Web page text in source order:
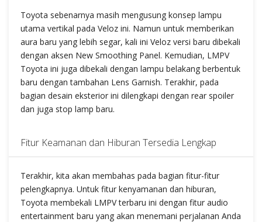
Toyota sebenarnya masih mengusung konsep lampu
utama vertikal pada Veloz ini. Namun untuk memberikan
aura baru yang lebih segar, kali ini Veloz versi baru dibekali
dengan aksen New Smoothing Panel. Kemudian, LMPV
Toyota ini juga dibekali dengan lampu belakang berbentuk
baru dengan tambahan Lens Garnish. Terakhir, pada
bagian desain eksterior ini dilengkapi dengan rear spoiler
dan juga stop lamp baru.
Fitur Keamanan dan Hiburan Tersedia Lengkap
Terakhir, kita akan membahas pada bagian fitur-fitur
pelengkapnya. Untuk fitur kenyamanan dan hiburan,
Toyota membekali LMPV terbaru ini dengan fitur audio
entertainment baru yang akan menemani perjalanan Anda